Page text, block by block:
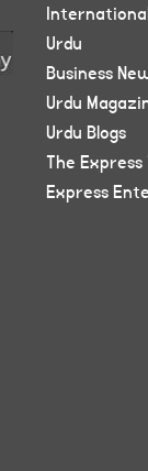
Urdu
Business
Urdu
Urdu Blogs
The
Express